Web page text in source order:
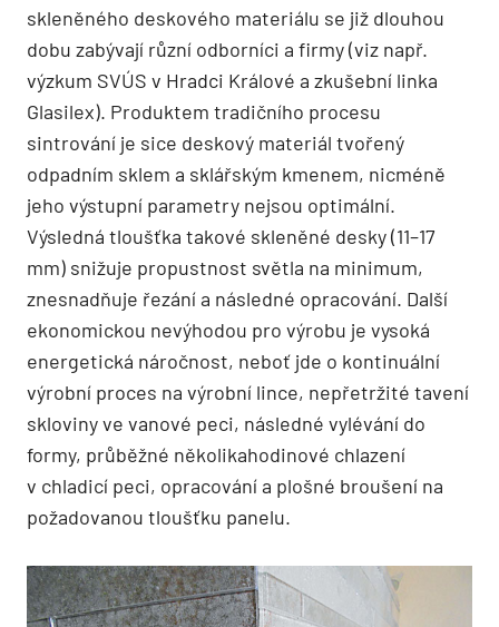
skleněného deskového materiálu se již dlouhou
dobu zabývají různí odborníci a firmy (viz např.
výzkum SVÚS v Hradci Králové a zkušební linka
Glasilex). Produktem tradičního procesu
sintrování je sice deskový materiál tvořený
odpadním sklem a sklářským kmenem, nicméně
jeho výstupní parametry nejsou optimální.
Výsledná tloušťka takové skleněné desky (11–17
mm) snižuje propustnost světla na minimum,
znesnadňuje řezání a následné opracování. Další
ekonomickou nevýhodou pro výrobu je vysoká
energetická náročnost, neboť jde o kontinuální
výrobní proces na výrobní lince, nepřetržité tavení
skloviny ve vanové peci, následné vylévání do
formy, průběžné několikahodinové chlazení
v chladicí peci, opracování a plošné broušení na
požadovanou tloušťku panelu.